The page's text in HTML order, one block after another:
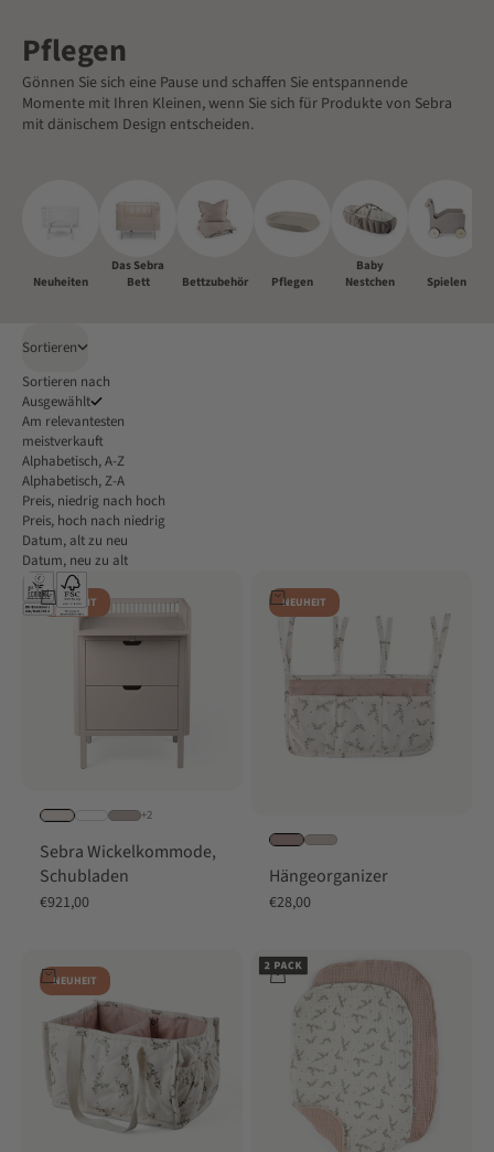
Pflegen
Gönnen Sie sich eine Pause und schaffen Sie entspannende
Momente mit Ihren Kleinen, wenn Sie sich für Produkte von Sebra
mit dänischem Design entscheiden.
Neuheiten
Das Sebra
Bett
Bettzubehör Pflegen
Baby
Nestchen
Spielen
Sortieren
Sortieren nach
Ausgewählt
Am relevantesten
meistverkauft
Alphabetisch, A-Z
Alphabetisch, Z-A
Preis, niedrig nach hoch
Preis, hoch nach niedrig
Datum, alt zu neu
Datum, neu zu alt
NEUHEIT
In den Warenkorb
+2
Sebra Wickelkommode,
Schubladen
Angebot
€921,00
NEUHEIT
In den Warenkorb
Hängeorganizer
Angebot
€28,00
NEUHEIT
In den Warenkorb In den Warenkorb